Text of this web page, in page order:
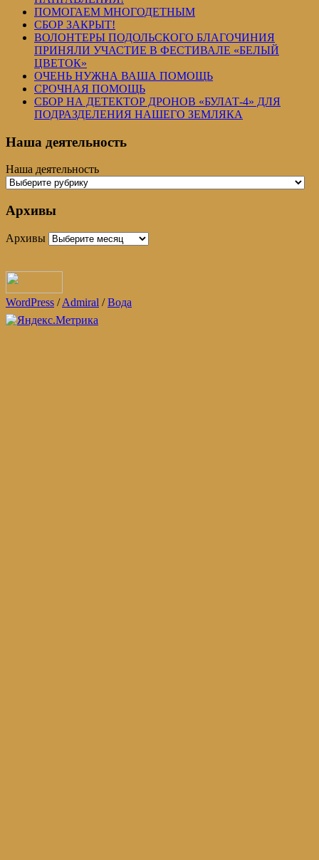
ПОМОГАЕМ МНОГОДЕТНЫМ
СБОР ЗАКРЫТ!
ВОЛОНТЕРЫ ПОДОЛЬСКОГО БЛАГОЧИНИЯ
ПРИНЯЛИ УЧАСТИЕ В ФЕСТИВАЛЕ «БЕЛЫЙ
ЦВЕТОК»
ОЧЕНЬ НУЖНА ВАША ПОМОЩЬ
СРОЧНАЯ ПОМОЩЬ
СБОР НА ДЕТЕКТОР ДРОНОВ «БУЛАТ-4» ДЛЯ
ПОДРАЗДЕЛЕНИЯ НАШЕГО ЗЕМЛЯКА
Наша деятельность
Наша деятельность
Архивы
Архивы
WordPress /Admiral /Вода